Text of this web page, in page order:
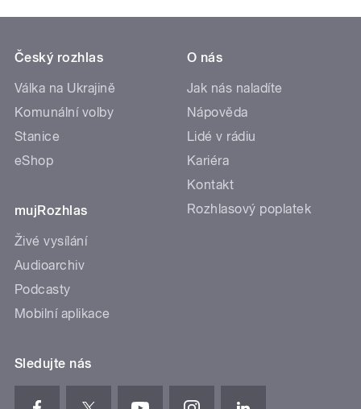
Český rozhlas
Válka na Ukrajině
Komunální volby
Stanice
eShop
mujRozhlas
Živé vysílání
Audioarchiv
Podcasty
Mobilní aplikace
O nás
Jak nás naladíte
Nápověda
Lidé v rádiu
Kariéra
Kontakt
Rozhlasový poplatek
Sledujte nás